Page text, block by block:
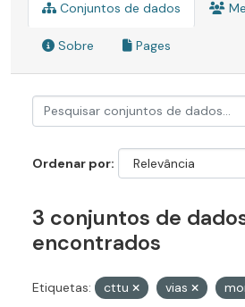
Conjuntos de dados
Sobre Pages
Ordenar por
3 conjuntos de
encontrados
Etiquetas: cttu vias